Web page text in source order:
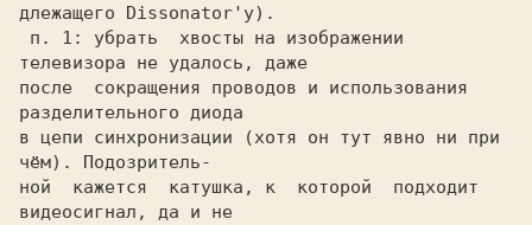
длежащего Dissonator'у).
телевизора не удалось, даже
после  сокращения проводов и использования
разделительного диода
в цепи синхронизации (хотя он тут явно ни при
чём). Подозритель-
ной  кажется  катушка, к  которой  подходит
видеосигнал, да и не